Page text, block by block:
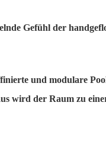
Gefühl der
und modulare
wird der Raum zu